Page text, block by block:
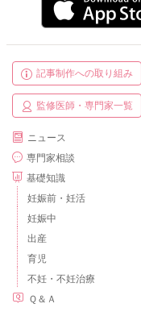
記事制作への取り組み
監修医師・専門家一覧
ニュース
専門家相談
基礎知識
妊娠前・妊活
妊娠中
出産
育児
不妊・不妊治療
Ｑ＆Ａ